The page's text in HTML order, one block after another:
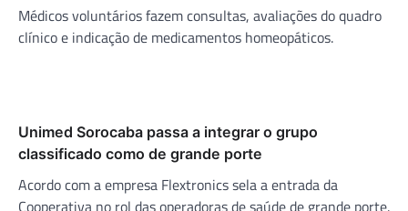
Médicos voluntários fazem consultas, avaliações do quadro
clínico e indicação de medicamentos homeopáticos.
Unimed Sorocaba passa a integrar o grupo
classificado como de grande porte
Acordo com a empresa Flextronics sela a entrada da
Cooperativa no rol das operadoras de saúde de grande porte.